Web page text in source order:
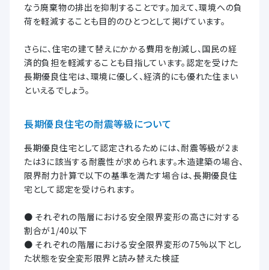
なう廃棄物の排出を抑制することです。加えて、環境への負
荷を軽減することも目的のひとつとして掲げています。
さらに、住宅の建て替えにかかる費用を削減し、国民の経
済的負担を軽減することも目指しています。認定を受けた
長期優良住宅は、環境に優しく、経済的にも優れた住まい
といえるでしょう。
長期優良住宅の耐震等級について
長期優良住宅として認定されるためには、耐震等級が2ま
たは3に該当する耐震性が求められます。木造建築の場合、
限界耐力計算で以下の基準を満たす場合は、長期優良住
宅として認定を受けられます。
● それぞれの階層における安全限界変形の高さに対する
割合が1/40以下
● それぞれの階層における安全限界変形の75%以下とし
た状態を安全変形限界と読み替えた検証